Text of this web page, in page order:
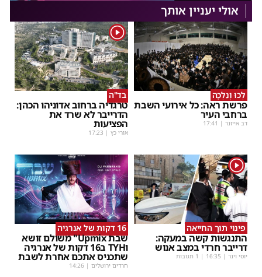
אולי יעניין אותך
לְכוּ וְנֵלְכָה
פרשת ראה: כל אירועי השבת
ברחבי העיר
דב אייזנר |
17:41
1
בד"ה
טרגדיה ברחוב אדוניהו הכהן:
הדרייבר לא שרד את
הפציעות
אורי כץ |
17:23
1
פינוי תוך החייאה
התנגשות קשה במעקה:
דרייבר חרדי במצב אנוש
יוסי וינר |
16:35 | 1 תגובות
16 דקות של אנרגיה
שבת Upmix" משולם זושא
וTYH ב16 דקות של אנרגיה
שתכניס אתכם אחרת לשבת
חרדים ירושלים |
14:26